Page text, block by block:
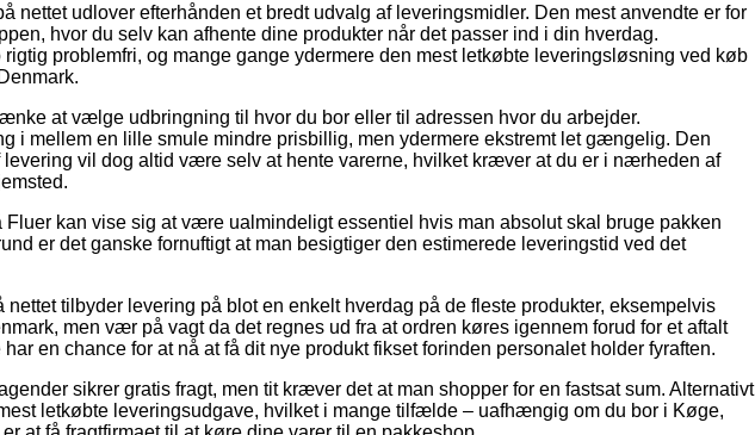
nettet udlover efterhånden et bredt udvalg af leveringsmidler. Den mest anvendte er for
hvor du selv kan afhente dine produkter når det passer ind i din hverdag.
rigtig problemfri, og mange gange ydermere den mest letkøbte leveringsløsning ved køb
at vælge udbringning til hvor du bor eller til adressen hvor du arbejder.
i mellem en lille smule mindre prisbillig, men ydermere ekstremt let gængelig. Den
levering vil dog altid være selv at hente varerne, hvilket kræver at du er i nærheden af
kan vise sig at være ualmindeligt essentiel hvis man absolut skal bruge pakken
er det ganske fornuftigt at man besigtiger den estimerede leveringstid ved det
nettet tilbyder levering på blot en enkelt hverdag på de fleste produkter, eksempelvis
men vær på vagt da det regnes ud fra at ordren køres igennem forud for et aftalt
en chance for at nå at få dit nye produkt fikset forinden personalet holder fyraften.
sikrer gratis fragt, men tit kræver det at man shopper for en fastsat sum. Alternativt
letkøbte leveringsudgave, hvilket i mange tilfælde – uafhængig om du bor i Køge,